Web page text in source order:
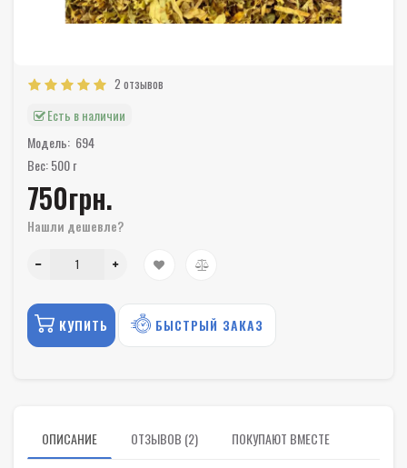
2 отзывов
Есть в наличии
Модель: 694
Вес: 500 г
750грн.
Нашли дешевле?
КУПИТЬ БЫСТРЫЙ ЗАКАЗ
ОПИСАНИЕ ОТЗЫВОВ (2) ПОКУПАЮТ ВМЕСТЕ